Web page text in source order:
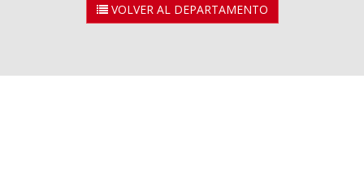
VOLVER AL DEPARTAMENTO